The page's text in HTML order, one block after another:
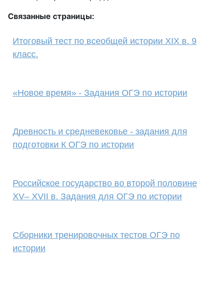
Связанные страницы:
Итоговый тест по всеобщей истории XIX в. 9
класс.
«Новое время» - Задания ОГЭ по истории
Древность и средневековье - задания для
подготовки К ОГЭ по истории
Российское государство во второй половине
XV– XVII в. Задания для ОГЭ по истории
Сборники тренировочных тестов ОГЭ по
истории